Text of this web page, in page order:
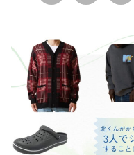
清原果耶
・ 菜々緒
森七菜
吉川愛
見上愛
・出口夏希